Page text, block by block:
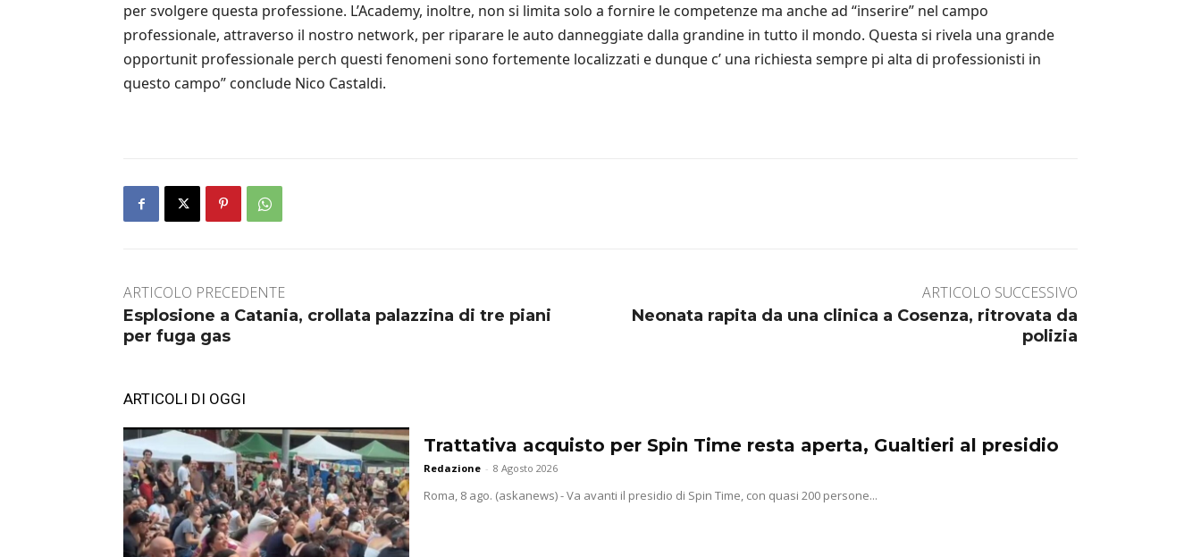
per svolgere questa professione. L’Academy, inoltre, non si limita solo a fornire le competenze ma anche ad “inserire” nel campo
professionale, attraverso il nostro network, per riparare le auto danneggiate dalla grandine in tutto il mondo. Questa si rivela una grande
opportunit professionale perch questi fenomeni sono fortemente localizzati e dunque c’ una richiesta sempre pi alta di professionisti in
questo campo” conclude Nico Castaldi.
ARTICOLO PRECEDENTE
Esplosione a Catania, crollata palazzina di tre piani
per fuga gas
ARTICOLO SUCCESSIVO
Neonata rapita da una clinica a Cosenza, ritrovata da
polizia
ARTICOLI DI OGGI
Trattativa acquisto per Spin Time resta aperta, Gualtieri al presidio
Redazione - 8 Agosto 2026
Roma, 8 ago. (askanews) - Va avanti il presidio di Spin Time, con quasi 200 persone...